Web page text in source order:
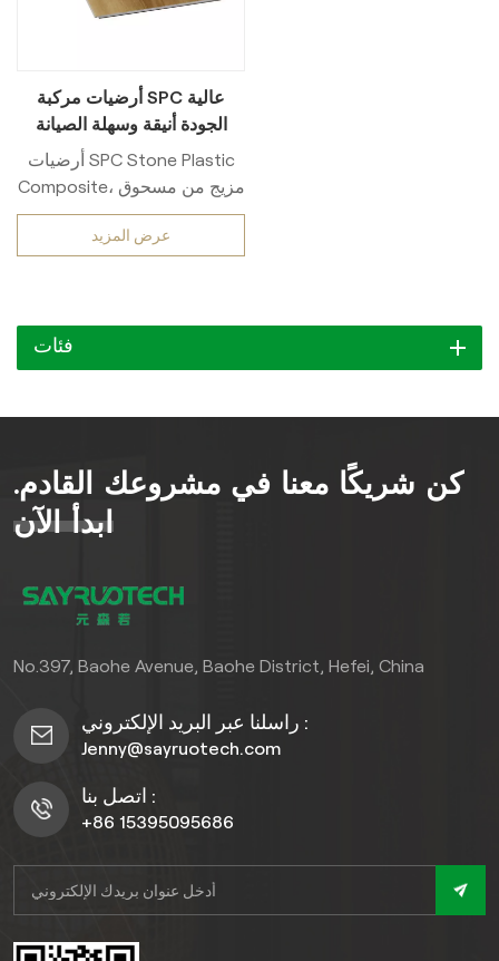
أرضيات مركبة SPC عالية
الجودة أنيقة وسهلة الصيانة
أرضيات SPC Stone Plastic
Composite، مزيج من مسحوق
الحجر الجيري، وPVC، ومثبتات،
تأتي بهيكل من أربع طبقات
ومستقرة، وسهلة التركيب بقفل
نقر، ومناسبة للاستخدام
عرض المزيد
فئات
كن شريكًا معنا في مشروعك القادم.
ابدأ الآن
No.397, Baohe Avenue, Baohe District, Hefei, China
راسلنا عبر البريد الإلكتروني :
Jenny@sayruotech.com
اتصل بنا :
+86 15395095686